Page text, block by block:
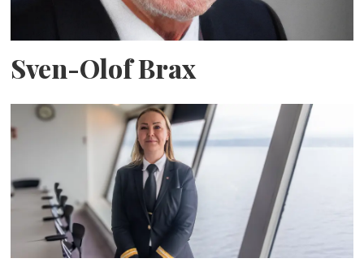
Sven-Olof Brax